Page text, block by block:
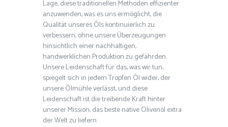
Lage, diese traditionellen Methoden effizienter
anzuwenden, was es uns ermöglicht, die
Qualität unseres Öls kontinuierlich zu
verbessern, ohne unsere Überzeugungen
hinsichtlich einer nachhaltigen,
handwerklichen Produktion zu gefährden.
Unsere Leidenschaft für das, was wir tun,
spiegelt sich in jedem Tropfen Öl wider, der
unsere Ölmühle verlässt, und diese
Leidenschaft ist die treibende Kraft hinter
unserer Mission, das beste native Olivenöl extra
der Welt zu liefern.